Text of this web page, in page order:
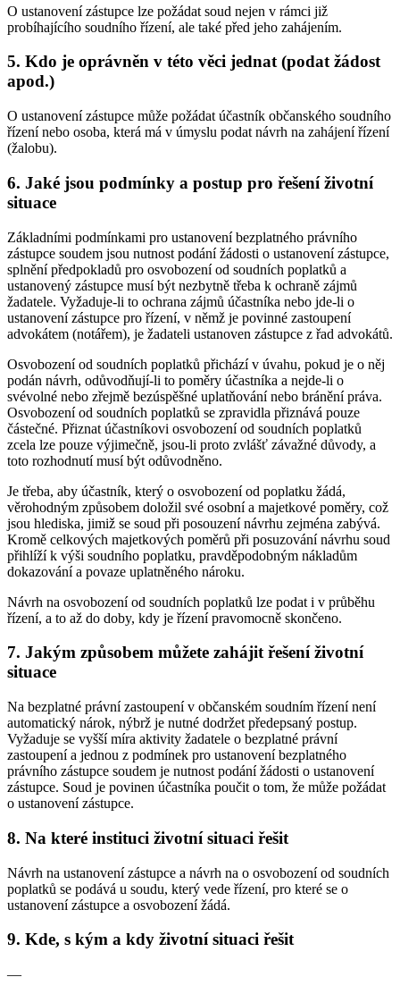
O ustanovení zástupce lze požádat soud nejen v rámci již
probíhajícího soudního řízení, ale také před jeho zahájením.
5. Kdo je oprávněn v této věci jednat (podat žádost
apod.)
O ustanovení zástupce může požádat účastník občanského soudního
řízení nebo osoba, která má v úmyslu podat návrh na zahájení řízení
(žalobu).
6. Jaké jsou podmínky a postup pro řešení životní
situace
Základními podmínkami pro ustanovení bezplatného právního
zástupce soudem jsou nutnost podání žádosti o ustanovení zástupce,
splnění předpokladů pro osvobození od soudních poplatků a
ustanovený zástupce musí být nezbytně třeba k ochraně zájmů
žadatele. Vyžaduje-li to ochrana zájmů účastníka nebo jde-li o
ustanovení zástupce pro řízení, v němž je povinné zastoupení
advokátem (notářem), je žadateli ustanoven zástupce z řad advokátů.
Osvobození od soudních poplatků přichází v úvahu, pokud je o něj
podán návrh, odůvodňují-li to poměry účastníka a nejde-li o
svévolné nebo zřejmě bezúspěšné uplatňování nebo bránění práva.
Osvobození od soudních poplatků se zpravidla přiznává pouze
částečné. Přiznat účastníkovi osvobození od soudních poplatků
zcela lze pouze výjimečně, jsou-li proto zvlášť závažné důvody, a
toto rozhodnutí musí být odůvodněno.
Je třeba, aby účastník, který o osvobození od poplatku žádá,
věrohodným způsobem doložil své osobní a majetkové poměry, což
jsou hlediska, jimiž se soud při posouzení návrhu zejména zabývá.
Kromě celkových majetkových poměrů při posuzování návrhu soud
přihlíží k výši soudního poplatku, pravděpodobným nákladům
dokazování a povaze uplatněného nároku.
Návrh na osvobození od soudních poplatků lze podat i v průběhu
řízení, a to až do doby, kdy je řízení pravomocně skončeno.
7. Jakým způsobem můžete zahájit řešení životní
situace
Na bezplatné právní zastoupení v občanském soudním řízení není
automatický nárok, nýbrž je nutné dodržet předepsaný postup.
Vyžaduje se vyšší míra aktivity žadatele o bezplatné právní
zastoupení a jednou z podmínek pro ustanovení bezplatného
právního zástupce soudem je nutnost podání žádosti o ustanovení
zástupce. Soud je povinen účastníka poučit o tom, že může požádat
o ustanovení zástupce.
8. Na které instituci životní situaci řešit
Návrh na ustanovení zástupce a návrh na o osvobození od soudních
poplatků se podává u soudu, který vede řízení, pro které se o
ustanovení zástupce a osvobození žádá.
9. Kde, s kým a kdy životní situaci řešit
—